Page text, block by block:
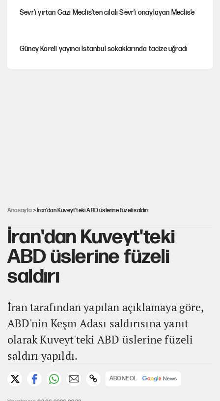
Sevr’i yırtan Gazi Meclis’ten cilalı Sevr’i onaylayan Meclis’e
Güney Koreli yayıncı İstanbul sokaklarında tacize uğradı
Anasayfa > İran'dan Kuveyt'teki ABD üslerine füzeli saldırı
İran'dan Kuveyt'teki
ABD üslerine füzeli
saldırı
İran tarafından yapılan açıklamaya göre,
ABD'nin Keşm Adası saldırısına yanıt
olarak Kuveyt'teki ABD üslerine füzeli
saldırı yapıldı.
ABONE OL